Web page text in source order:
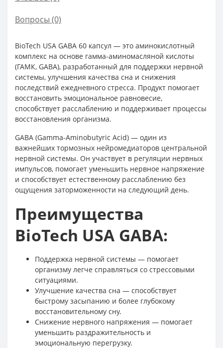
Вопросы (0)
BioTech USA GABA 60 капсул — это аминокислотный
комплекс на основе гамма-аминомасляной кислоты
(ГАМК, GABA), разработанный для поддержки нервной
системы, улучшения качества сна и снижения
последствий ежедневного стресса. Продукт помогает
восстановить эмоциональное равновесие,
способствует расслаблению и поддерживает процессы
восстановления организма.
GABA (Gamma-Aminobutyric Acid) — один из
важнейших тормозных нейромедиаторов центральной
нервной системы. Он участвует в регуляции нервных
импульсов, помогает уменьшить нервное напряжение
и способствует естественному расслаблению без
ощущения заторможенности на следующий день.
Преимущества
BioTech USA GABA:
Поддержка нервной системы — помогает
организму легче справляться со стрессовыми
ситуациями.
Улучшение качества сна — способствует
быстрому засыпанию и более глубокому
восстановительному сну.
Снижение нервного напряжения — помогает
уменьшить раздражительность и
эмоциональную перегрузку.